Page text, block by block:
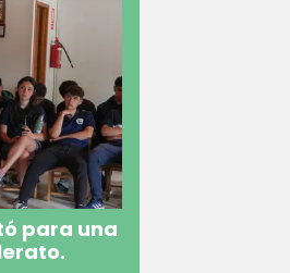
para una